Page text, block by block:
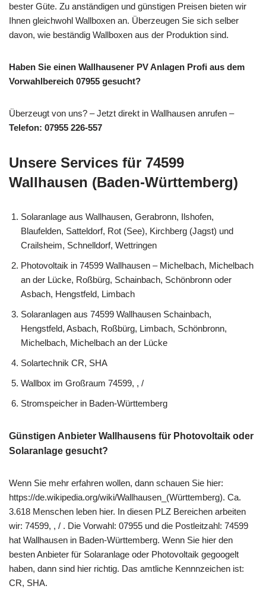
bester Güte. Zu anständigen und günstigen Preisen bieten wir
Ihnen gleichwohl Wallboxen an. Überzeugen Sie sich selber
davon, wie beständig Wallboxen aus der Produktion sind.
Haben Sie einen Wallhausener PV Anlagen Profi aus dem
Vorwahlbereich 07955 gesucht?
Überzeugt von uns? – Jetzt direkt in Wallhausen anrufen –
Telefon: 07955 226-557
Unsere Services für 74599
Wallhausen (Baden-Württemberg)
Solaranlage aus Wallhausen, Gerabronn, Ilshofen,
Blaufelden, Satteldorf, Rot (See), Kirchberg (Jagst) und
Crailsheim, Schnelldorf, Wettringen
Photovoltaik in 74599 Wallhausen – Michelbach, Michelbach
an der Lücke, Roßbürg, Schainbach, Schönbronn oder
Asbach, Hengstfeld, Limbach
Solaranlagen aus 74599 Wallhausen Schainbach,
Hengstfeld, Asbach, Roßbürg, Limbach, Schönbronn,
Michelbach, Michelbach an der Lücke
Solartechnik CR, SHA
Wallbox im Großraum 74599, , /
Stromspeicher in Baden-Württemberg
Günstigen Anbieter Wallhausens für Photovoltaik oder
Solaranlage gesucht?
Wenn Sie mehr erfahren wollen, dann schauen Sie hier:
https://de.wikipedia.org/wiki/Wallhausen_(Württemberg). Ca.
3.618 Menschen leben hier. In diesen PLZ Bereichen arbeiten
wir: 74599, , / . Die Vorwahl: 07955 und die Postleitzahl: 74599
hat Wallhausen in Baden-Württemberg. Wenn Sie hier den
besten Anbieter für Solaranlage oder Photovoltaik gegoogelt
haben, dann sind hier richtig. Das amtliche Kennnzeichen ist:
CR, SHA.